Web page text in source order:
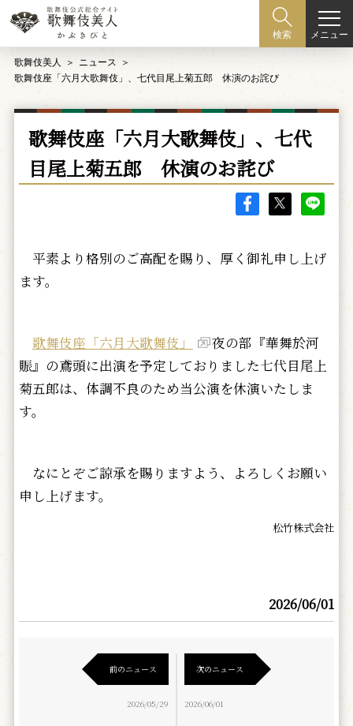
検索 メニュー
歌舞伎美人
ニュース
歌舞伎座「六月大歌舞伎」、七代目尾上菊五郎 休演のお詫び
歌舞伎座「六月大歌舞伎」、七代
目尾上菊五郎 休演のお詫び
平素より格別のご高配を賜り、厚く御礼申し上げ
ます。
歌舞伎座「六月大歌舞伎」
夜の部『華舞於河
賑』の鳶頭に出演を予定しておりました七代目尾上
菊五郎は、体調不良のため当公演を休演いたしま
す。
なにとぞご諒承を賜りますよう、よろしくお願い
申し上げます。
松竹株式会社
2026/06/01
前のニュース
2026/05/29
次のニュース
2026/06/01